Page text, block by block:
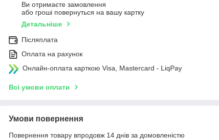
Ви отримаєте замовлення
або гроші повернуться на вашу картку
Детальніше
Післяплата
Оплата на рахунок
Онлайн-оплата карткою Visa, Mastercard - LiqPay
Всі умови оплати
Умови повернення
Повернення товару впродовж 14 днів за домовленістю